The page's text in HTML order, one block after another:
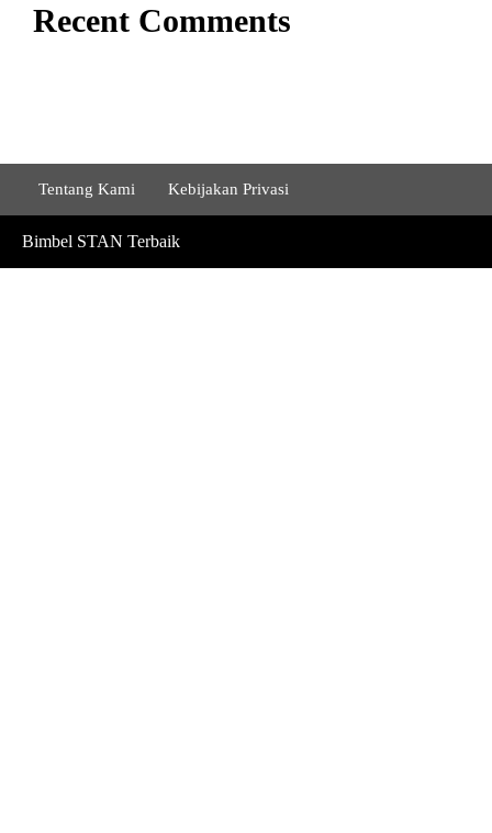
Recent Comments
Tentang Kami Kebijakan Privasi
Bimbel STAN Terbaik